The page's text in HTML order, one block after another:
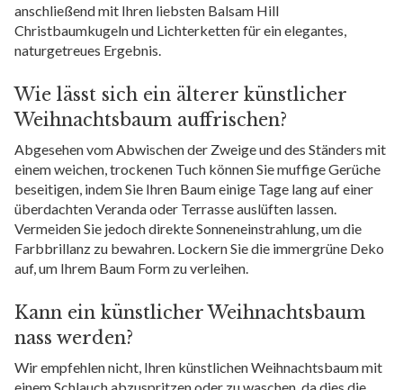
anschließend mit Ihren liebsten Balsam Hill
Christbaumkugeln und Lichterketten für ein elegantes,
naturgetreues Ergebnis.
Wie lässt sich ein älterer künstlicher
Weihnachtsbaum auffrischen?
Abgesehen vom Abwischen der Zweige und des Ständers mit
einem weichen, trockenen Tuch können Sie muffige Gerüche
beseitigen, indem Sie Ihren Baum einige Tage lang auf einer
überdachten Veranda oder Terrasse auslüften lassen.
Vermeiden Sie jedoch direkte Sonneneinstrahlung, um die
Farbbrillanz zu bewahren. Lockern Sie die immergrüne Deko
auf, um Ihrem Baum Form zu verleihen.
Kann ein künstlicher Weihnachtsbaum
nass werden?
Wir empfehlen nicht, Ihren künstlichen Weihnachtsbaum mit